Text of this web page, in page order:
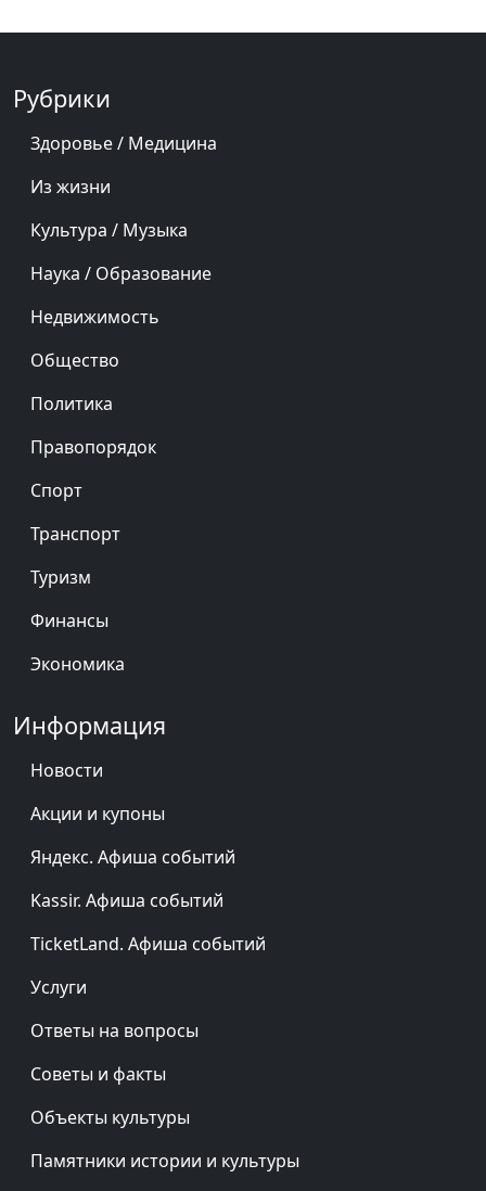
Рубрики
Здоровье / Медицина
Из жизни
Культура / Музыка
Наука / Образование
Недвижимость
Общество
Политика
Правопорядок
Спорт
Транспорт
Туризм
Финансы
Экономика
Информация
Новости
Акции и купоны
Яндекс. Афиша событий
Kassir. Афиша событий
TicketLand. Афиша событий
Услуги
Ответы на вопросы
Советы и факты
Объекты культуры
Памятники истории и культуры